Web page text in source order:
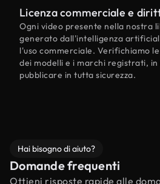
Licenza commerciale e
Ogni video presente nella nostra
generato dall'intelligenza
l'uso commerciale. Verifichiamo
dei modelli e i marchi registrati, in
pubblicare in tutta sicurezza.
Hai bisogno di aiuto?
Domande frequenti
Ottieni risposte rapide alle